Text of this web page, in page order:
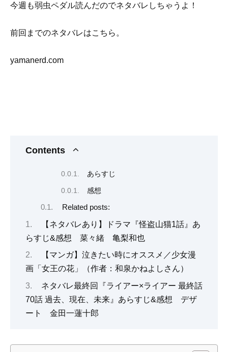
今週も弱虫ペダル読んだのでネタバレしちゃうよ！
前回までのネタバレはこちら。
yamanerd.com
Contents
あらすじ
感想
Related posts:
【ネタバレあり】ドラマ『怪盗山猫1話』あ
らすじ&感想 菜々緒 亀梨和也
【マンガ】泣きたい時にオススメ／少女漫
画「女王の花」（作者：和泉かねよしさん）
ネタバレ最終回『ライアー×ライアー 最終話
70話 過去、現在、未来』あらすじ&感想 デザ
ート 金田一蓮十郎